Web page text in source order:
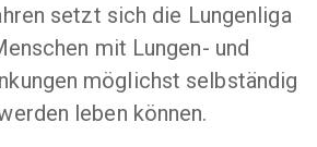
setzt sich die Lungenliga
mit Lungen- und
möglichst selbständig
leben können.